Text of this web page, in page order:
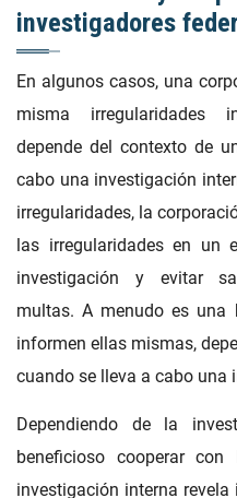
investigadores
En algunos casos, una
misma irregularidades
depende del contexto de
cabo una investigación
irregularidades, la
las irregularidades en un
investigación y evitar
multas. A menudo es una
informen ellas mismas,
cuando se lleva a cabo una
Dependiendo de la
beneficioso cooperar
investigación interna revela